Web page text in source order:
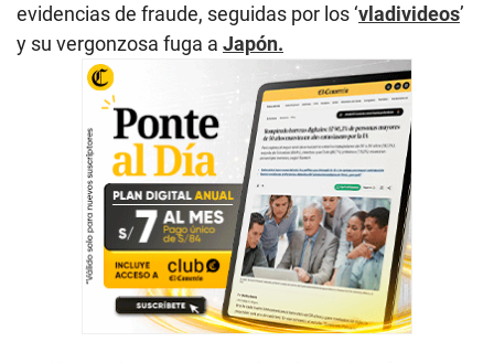
evidencias de fraude, seguidas por los ‘vladivideos’
y su vergonzosa fuga a Japón.